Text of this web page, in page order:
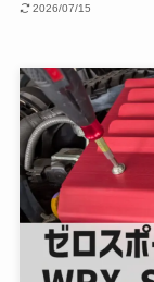
2026/07/15